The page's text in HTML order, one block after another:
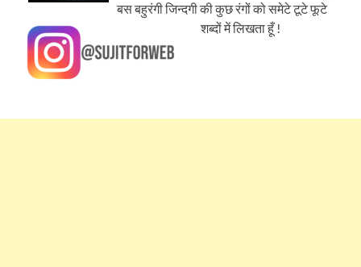
बस बहुरंगी जिन्दगी की कुछ रंगों को समेटे टूटे फूटे
शब्दों में लिखता हूँ !